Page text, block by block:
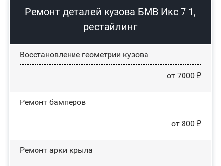
Ремонт деталей кузова БМВ Икс 7 1,
рестайлинг
Восстановление геометрии кузова
от 7000 ₽
Ремонт бамперов
от 800 ₽
Ремонт арки крыла